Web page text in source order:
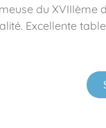
du XVIIIème
Excellente